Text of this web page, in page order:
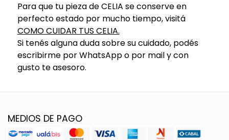
Para que tu pieza de CELIA se conserve en
perfecto estado por mucho tiempo, visitá
COMO CUIDAR TUS CELIA.
Si tenés alguna duda sobre su cuidado, podés
escribirme por WhatsApp o por mail y con
gusto te asesoro.
MEDIOS DE PAGO